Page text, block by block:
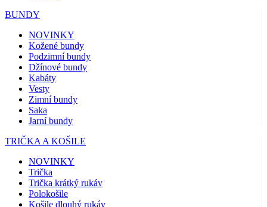
BUNDY
NOVINKY
Kožené bundy
Podzimní bundy
Džínové bundy
Kabáty
Vesty
Zimní bundy
Saka
Jarní bundy
TRIČKA A KOŠILE
NOVINKY
Trička
Trička krátký rukáv
Polokošile
Košile dlouhý rukáv